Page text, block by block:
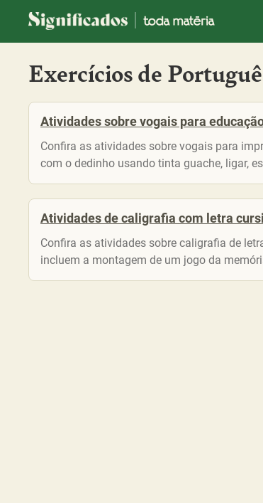
Significados
Exercícios de
Atividades sobre vogais para
Confira as atividades sobre vogais para
com o dedinho usando tinta guache, ligar,
Atividades de caligrafia com letra
Confira as atividades sobre caligrafia de
incluem a montagem de um jogo da